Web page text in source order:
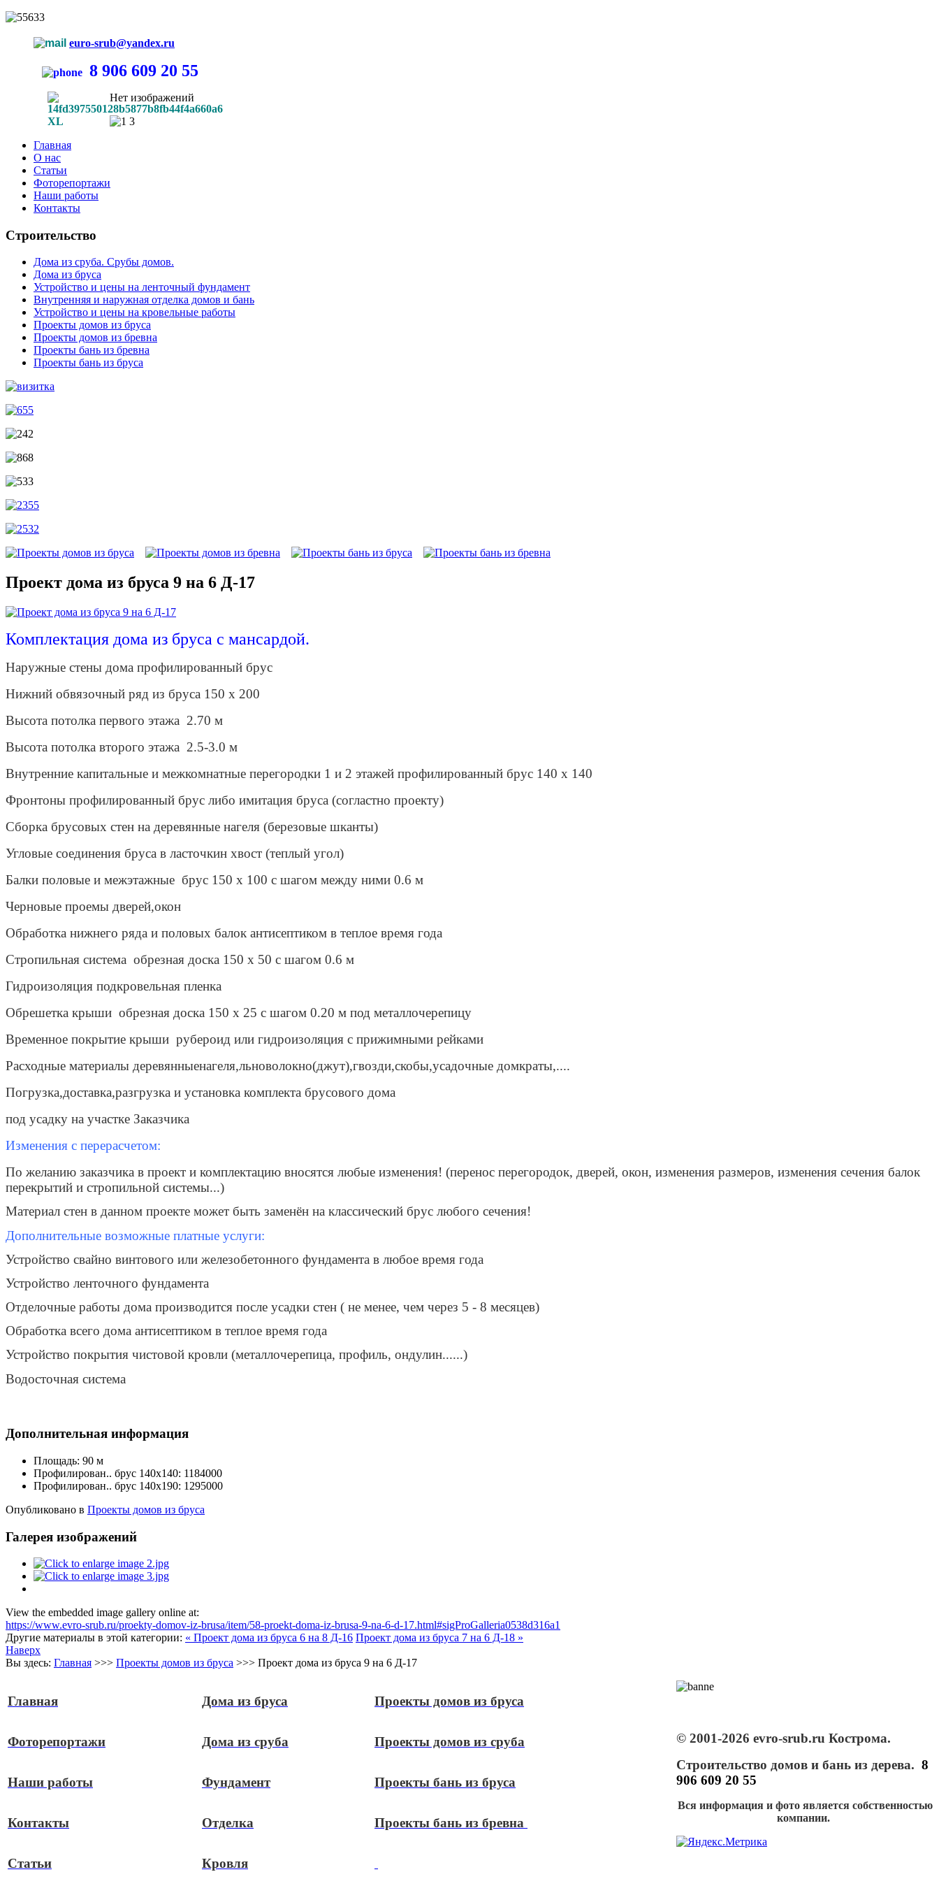
euro-srub@yandex.ru
8 906 609 20 55
Нет изображений
Главная
О нас
Статьи
Фоторепортажи
Наши работы
Контакты
Строительство
Дома из сруба. Срубы домов.
Дома из бруса
Устройство и цены на ленточный фундамент
Внутренняя и наружная отделка домов и бань
Устройство и цены на кровельные работы
Проекты домов из бруса
Проекты домов из бревна
Проекты бань из бревна
Проекты бань из бруса
Проект дома из бруса 9 на 6 Д-17
Комплектация дома из бруса с мансардой.
Наружные стены дома профилированный брус
Нижний обвязочный ряд из бруса 150 х 200
Высота потолка первого этажа 2.70 м
Высота потолка второго этажа 2.5-3.0 м
Внутренние капитальные и межкомнатные перегородки 1 и 2 этажей профилированный брус 140 x 140
Фронтоны профилированный брус либо имитация бруса (согластно проекту)
Сборка брусовых стен на деревянные нагеля (березовые шканты)
Угловые соединения бруса в ласточкин хвост (теплый угол)
Балки половые и межэтажные брус 150 x 100 с шагом между ними 0.6 м
Черновые проемы дверей,окон
Обработка нижнего ряда и половых балок антисептиком в теплое время года
Стропильная система обрезная доска 150 x 50 с шагом 0.6 м
Гидроизоляция подкровельная пленка
Обрешетка крыши обрезная доска 150 x 25 с шагом 0.20 м под металлочерепицу
Временное покрытие крыши рубероид или гидроизоляция с прижимными рейками
Расходные материалы деревянныенагеля,льноволокно(джут),гвозди,скобы,усадочные домкраты,....
Погрузка,доставка,разгрузка и установка комплекта брусового дома
под усадку на участке Заказчика
Изменения с перерасчетом:
По желанию заказчика в проект и комплектацию вносятся любые изменения! (перенос перегородок, дверей, окон, изменения размеров, изменения сечения балок
перекрытий и стропильной системы...)
Материал стен в данном проекте может быть заменён на классический брус любого сечения!
Дополнительные возможные платные услуги:
Устройство свайно винтового или железобетонного фундамента в любое время года
Устройство ленточного фундамента
Отделочные работы дома производится после усадки стен ( не менее, чем через 5 - 8 месяцев)
Обработка всего дома антисептиком в теплое время года
Устройство покрытия чистовой кровли (металлочерепица, профиль, ондулин......)
Водосточная система
Дополнительная информация
Площадь: 90 м
Профилирован.. брус 140х140: 1184000
Профилирован.. брус 140х190: 1295000
Опубликовано в Проекты домов из бруса
Галерея изображений
View the embedded image gallery online at:
https://www.evro-srub.ru/proekty-domov-iz-brusa/item/58-proekt-doma-iz-brusa-9-na-6-d-17.html#sigProGalleria0538d316a1
Другие материалы в этой категории: « Проект дома из бруса 6 на 8 Д-16 Проект дома из бруса 7 на 6 Д-18 »
Наверх
Вы здесь: Главная >>> Проекты домов из бруса >>> Проект дома из бруса 9 на 6 Д-17
Главная Дома из бруса Проекты домов из бруса
Фоторепортажи Дома из сруба Проекты домов из сруба
Наши работы Фундамент Проекты бань из бруса
Контакты Отделка Проекты бань из бревна
Статьи Кровля
© 2001-2026 evro-srub.ru Кострома.
Строительство домов и бань из дерева. 8
906 609 20 55
Вся информация и фото является собственностью
компании.